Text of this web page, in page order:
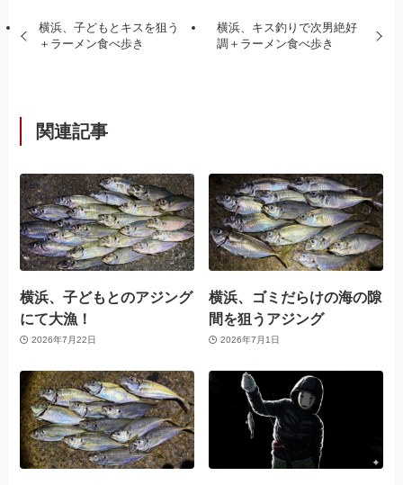
横浜、子どもとキスを狙う
＋ラーメン食べ歩き
横浜、キス釣りで次男絶好
調＋ラーメン食べ歩き
関連記事
横浜、子どもとのアジング
にて大漁！
2026年7月22日
横浜、ゴミだらけの海の隙
間を狙うアジング
2026年7月1日